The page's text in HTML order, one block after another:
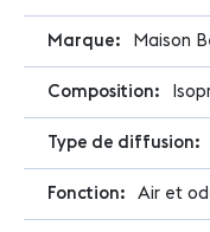
Maison
Air et